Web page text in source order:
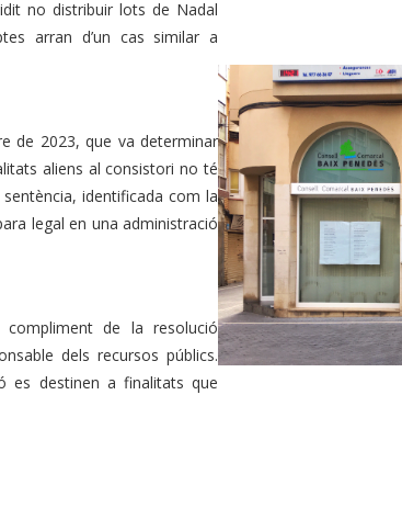
no distribuir lots de Nadal
arran d’un cas similar a
de 2023, que va determinar
aliens al consistori no té
identificada com la
legal en una administració
de la resolució
dels recursos públics.
es destinen a finalitats que